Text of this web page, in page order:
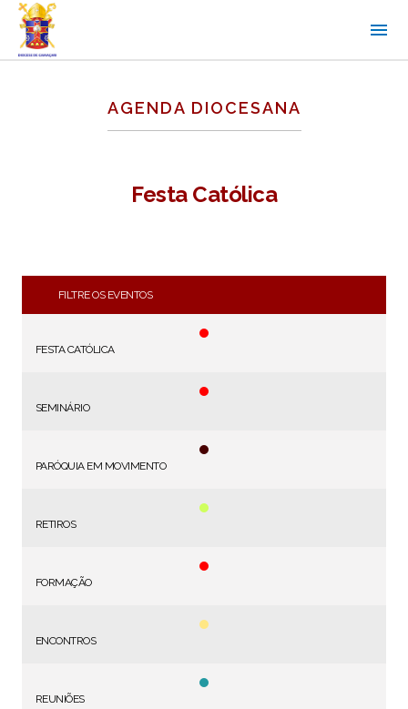
AGENDA DIOCESANA
Festa Católica
FILTRE OS EVENTOS
FESTA CATÓLICA
SEMINÁRIO
PARÓQUIA EM MOVIMENTO
RETIROS
FORMAÇÃO
ENCONTROS
REUNIÕES